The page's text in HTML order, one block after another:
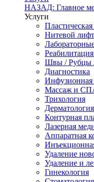
НАЗАД: Главное
Услуги
Нитевой
Швы / Рубцы
Диагностика
Инфузионная
Массаж и
Трихология
Дерматология
Контурная
Лазерная
Аппаратная
Удаление
Удаление и
Гинекология